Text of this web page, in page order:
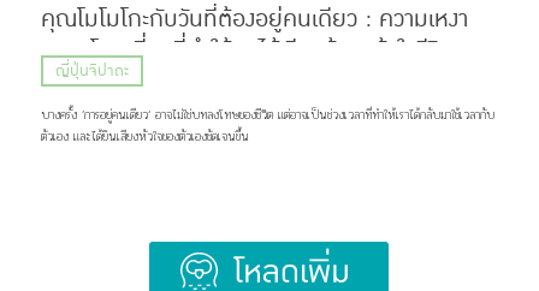
คุณโมโมโกะกับวันที่ต้องอยู่คนเดียว : ความเหงา
ความโดดเดี่ยวที่ทำให้เราได้เรียนรู้และเข้าใจชีวิต
อย่างแท้จริง
ญี่ปุ่นจิปาถะ
บางครั้ง ’การอยู่คนเดียว‘ อาจไม่ใช่บทลงโทษของชีวิต แต่อาจเป็นช่วงเวลาที่ทำให้เราได้กลับมาใช้เวลากับ
ตัวเอง และได้ยินเสียงหัวใจของตัวเองชัดเจนขึ้น